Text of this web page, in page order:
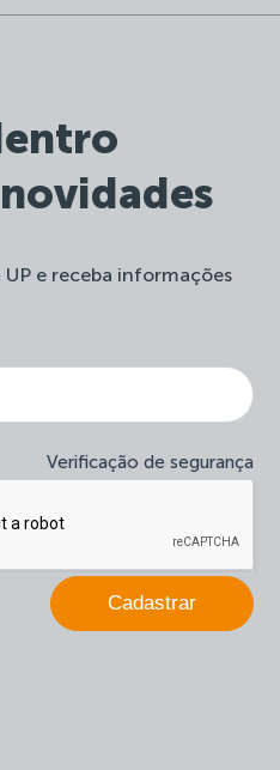
e receba informações
site-
newsletter
Verificação de segurança
Cadastrar
você
é
humano,
este
campo
branco.